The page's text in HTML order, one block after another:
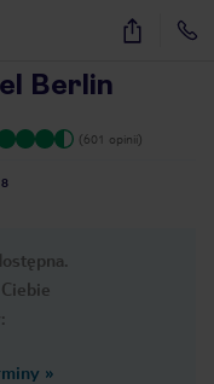
7
Berlin
(601 opinii)
»